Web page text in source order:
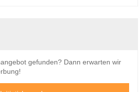
gefunden? Dann erwarten wir